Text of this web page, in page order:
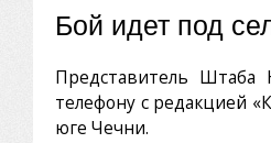
Бой идет под
Представитель
телефону с редакцией
юге Чечни.